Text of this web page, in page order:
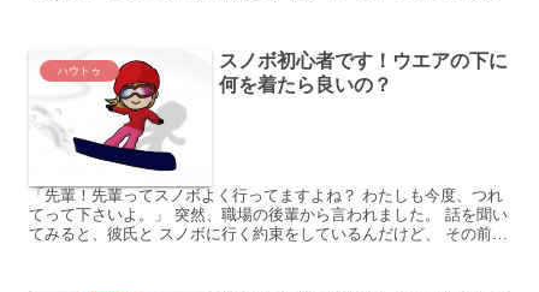
ハウトゥ
スノボ初心者です！ウエアの下に
何を着たら良いの？
「先輩！先輩ってスノボよく行ってますよね？ わたしも今度、つれ
てって下さいよ。」 突然、職場の後輩から言われました。 話を聞い
てみると、彼氏と スノボに行く約束をしているんだけど、 その前に